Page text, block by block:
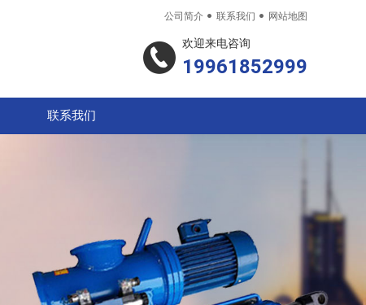
公司简介  联系我们  网站地图
欢迎来电咨询
19961852999
联系我们